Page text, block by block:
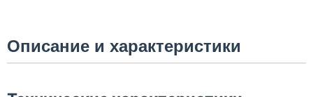
Описание и характеристики